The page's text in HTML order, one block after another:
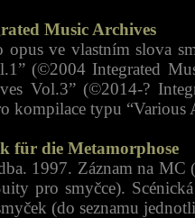
Music Archives
opus ve vlastním slova
(©2004 Integrated
Vol.3” (©2014-?
kompilace typu
für die Metamorphose
1997. Záznam na
pro smyčce).
(do seznamu